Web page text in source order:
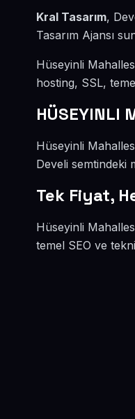
Kral Tasarım,
Tasarım Ajansı
Hüseyinli
hosting, SSL,
HÜSEYINLI
Hüseyinli
Develi semtindeki
Tek Fiyat,
Hüseyinli
temel SEO ve